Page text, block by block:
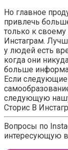
Но главное
привлечь
только к своему
Инстаграм.
у людей есть
когда они
больше
Если
следующую
Сторис В
Вопросы по
интересующую